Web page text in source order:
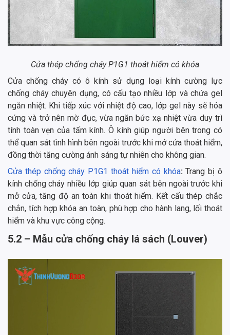
Cửa thép chống cháy P1G1 thoát hiểm có khóa
Cửa chống cháy có ô kính sử dụng loại kính cường lực
chống cháy chuyên dụng, có cấu tạo nhiều lớp và chứa gel
ngăn nhiệt. Khi tiếp xúc với nhiệt độ cao, lớp gel này sẽ hóa
cứng và trở nên mờ đục, vừa ngăn bức xạ nhiệt vừa duy trì
tính toàn vẹn của tấm kính. Ô kính giúp người bên trong có
thể quan sát tình hình bên ngoài trước khi mở cửa thoát hiểm,
đồng thời tăng cường ánh sáng tự nhiên cho không gian.
Cửa thép chống cháy P1G1 thoát hiểm có khóa:Trang bị ô
kính chống cháy nhiều lớp giúp quan sát bên ngoài trước khi
mở cửa, tăng độ an toàn khi thoát hiểm. Kết cấu thép chắc
chắn, tích hợp khóa an toàn, phù hợp cho hành lang, lối thoát
hiểm và khu vực công cộng.
5.2 – Mẫu cửa chống cháy lá sách (Louver)